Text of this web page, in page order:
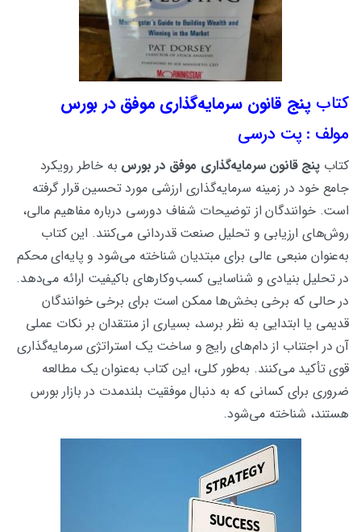
کتاب پنج قانون سرمایه‌گذاری موفق در بورس
مولف : پت درسی
کتابپنج قانون سرمایه‌گذاری موفق در بورس به خاطر رویکرد
جامع خود در زمینه سرمایه‌گذاری ارزشی مورد تحسین قرار گرفته
است. خوانندگان از توضیحات شفاف دورسی درباره مفاهیم مالی،
روش‌های ارزیابی و تحلیل صنعت قدردانی می‌کنند. این کتاب
به‌عنوان منبعی عالی برای مبتدیان شناخته می‌شود و پایه‌ای محکم
در تحلیل بنیادی و شناسایی کسب‌وکارهای باکیفیت ارائه می‌دهد.
در حالی که برخی بخش‌ها ممکن است برای برخی خوانندگان
قدیمی یا ابتدایی به نظر برسد، بسیاری از منتقدان بر نکات عملی
آن در اجتناب از دام‌های رایج و ساخت یک استراتژی سرمایه‌گذاری
قوی تأکید می‌کنند. به‌طور کلی، این کتاب به‌عنوان یک مطالعه
ضروری برای کسانی که به دنبال موفقیت بلندمدت در بازار بورس
هستند، شناخته می‌شود.